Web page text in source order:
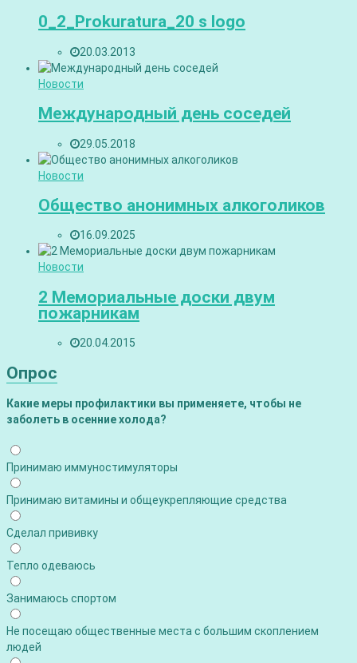
0_2_Prokuratura_20 s logo
20.03.2013
Новости
Международный день соседей
29.05.2018
Новости
Общество анонимных алкоголиков
16.09.2025
Новости
2 Мемориальные доски двум
пожарникам
20.04.2015
Опрос
Какие меры профилактики вы применяете, чтобы не
заболеть в осенние холода?
Принимаю иммуностимуляторы
Принимаю витамины и общеукрепляющие средства
Сделал прививку
Тепло одеваюсь
Занимаюсь спортом
Не посещаю общественные места с большим скоплением
людей